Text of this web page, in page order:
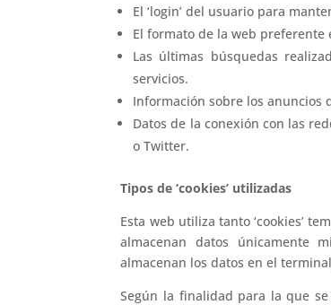
El ‘login’ del usuario para
El formato de la web preferente
Las últimas búsquedas
servicios.
Información sobre los anuncios
Datos de la conexión con las
o Twitter.
Tipos de ‘cookies’ utilizadas
Esta web utiliza tanto ‘cookies’
almacenan datos únicamente
almacenan los datos en el
Según la finalidad para la que se